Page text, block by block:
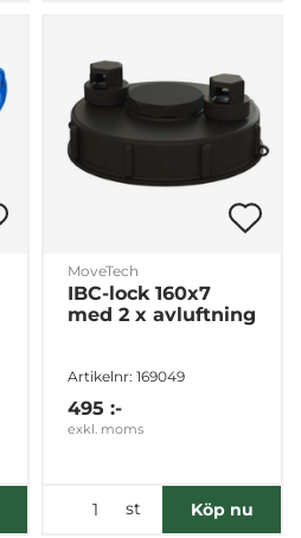
MoveTech
IBC-lock 160x7
med 2 x avluftning
Artikelnr: 169049
495 :-
exkl. moms
st Köp nu